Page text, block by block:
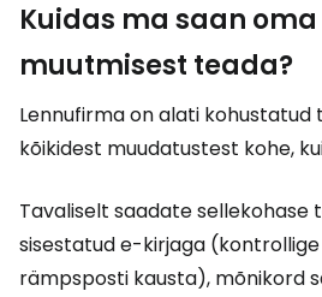
Kuidas ma saan
muutmisest teada?
Lennufirma on alati kohustatud
kõikidest muudatustest kohe,
Tavaliselt saadate sellekohase
sisestatud e-kirjaga
rämpsposti kausta), mõnikord